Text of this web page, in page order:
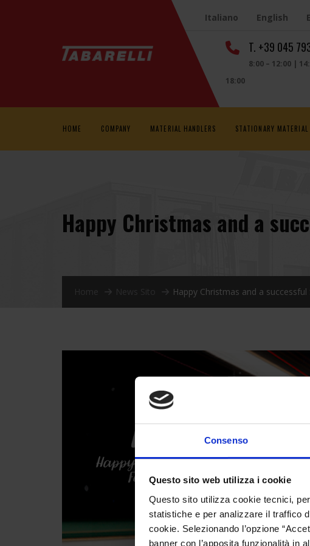
Consenso
Questo sito web utilizza i cookie
Questo sito utilizza cookie tecnici,
statistiche e per analizzare il traffico
cookie. Selezionando l’opzione
banner con l’apposita funzionalità in
Italiano English
T. +39 045
8:00 – 12:00 |
18:00
HOME COMPANY MATERIAL HANDLERS STATIONARY MATERIAL
Happy Christmas and a
Home News Sito Happy Christmas and a